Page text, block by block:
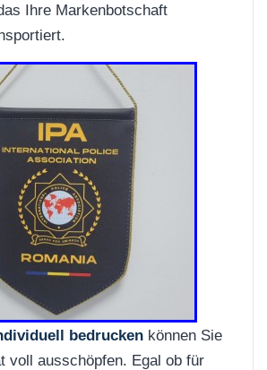
Ihre Markenbotschaft
bedrucken können Sie
voll ausschöpfen. Egal ob für